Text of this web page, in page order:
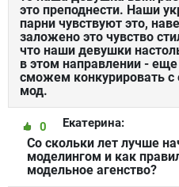
это преподнести. Наши
парни чувствуют это,
заложено это чувство
что наши девушки
в этом направлении -
сможем конкурировать
мод.
Екатерина:
0
Со скольки лет лучше
моделингом и как
модельное агенство?